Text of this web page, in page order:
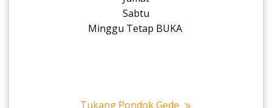
Sabtu
Minggu Tetap BUKA
Tukang Pondok Gede